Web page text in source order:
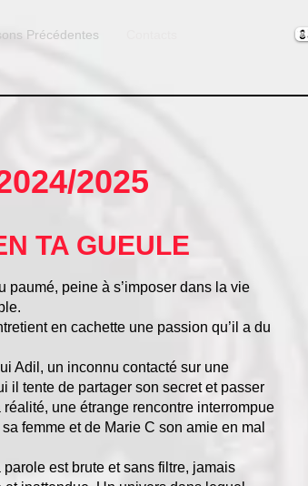
Précédentes
2025
TA GUEULE
paumé, peine à s’imposer dans la vie
en cachette une passion qu’il a du
Adil, un inconnu contacté sur une
il tente de partager son secret et passer
une étrange rencontre interrompue
sa femme et de Marie C son amie en mal
est brute et sans filtre, jamais